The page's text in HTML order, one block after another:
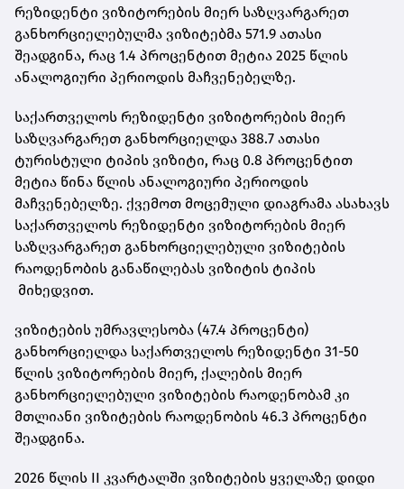
რეზიდენტი ვიზიტორების მიერ საზღვარგარეთ
განხორციელებულმა ვიზიტებმა 571.9 ათასი
შეადგინა, რაც 1.4 პროცენტით მეტია 2025 წლის
ანალოგიური პერიოდის მაჩვენებელზე.
საქართველოს რეზიდენტი ვიზიტორების მიერ
საზღვარგარეთ განხორციელდა 388.7 ათასი
ტურისტული ტიპის ვიზიტი, რაც 0.8 პროცენტით
მეტია წინა წლის ანალოგიური პერიოდის
მაჩვენებელზე. ქვემოთ მოცემული დიაგრამა ასახავს
საქართველოს რეზიდენტი ვიზიტორების მიერ
საზღვარგარეთ განხორციელებული ვიზიტების
რაოდენობის განაწილებას ვიზიტის ტიპის
მიხედვით.
ვიზიტების უმრავლესობა (47.4 პროცენტი)
განხორციელდა საქართველოს რეზიდენტი 31-50
წლის ვიზიტორების მიერ, ქალების მიერ
განხორციელებული ვიზიტების რაოდენობამ კი
მთლიანი ვიზიტების რაოდენობის 46.3 პროცენტი
შეადგინა.
2026 წლის II კვარტალში ვიზიტების ყველაზე დიდი